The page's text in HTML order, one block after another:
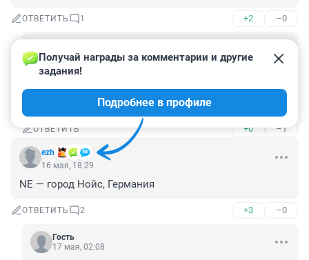
ОТВЕТИТЬ 1 +2 –0
16 мая, 19:01
Не,фишка в том,что народ гадает - ее ли это
номера,или прикрытие от штрафов? Может к
любовницей приехал,а жена пасет сзади на такси?
ОТВЕТИТЬ +0 –1
ezh
Получай награды за комментарии и другие
задания!
Подробнее в профиле
16 мая, 18:29
NE — город Нойс, Германия
ОТВЕТИТЬ 2 +3 –0
Гость
17 мая, 02:08